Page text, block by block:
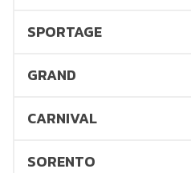
SPORTAGE
GRAND
CARNIVAL
SORENTO